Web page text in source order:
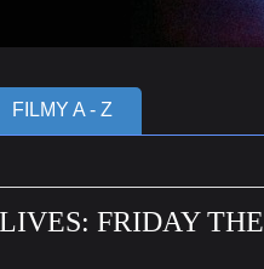
FILMY A - Z
FRIDAY THE